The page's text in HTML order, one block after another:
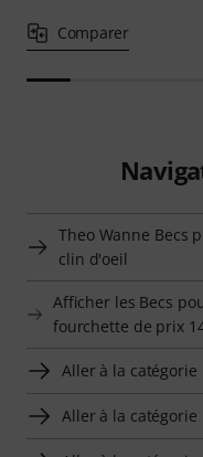
Comparer
Theo Wanne Becs
clin d'oeil
Afficher les Becs
fourchette de prix
Aller à la catégorie
Aller à la